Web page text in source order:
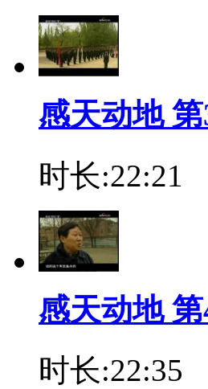
感天动地
时长:22:21
感天动地
时长:22:35